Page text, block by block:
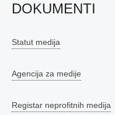
DOKUMENTI
Statut medija
Agencija za medije
Registar neprofitnih medija